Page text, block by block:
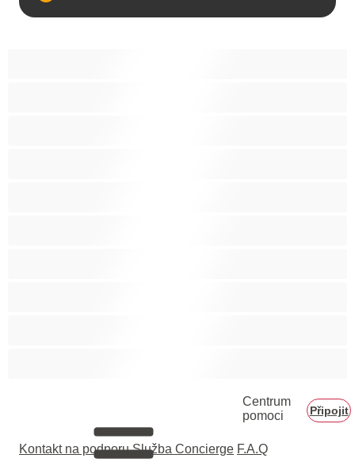
Centrum
pomoci
Připojit
Kontakt na podporu Služba Concierge F.A.Q